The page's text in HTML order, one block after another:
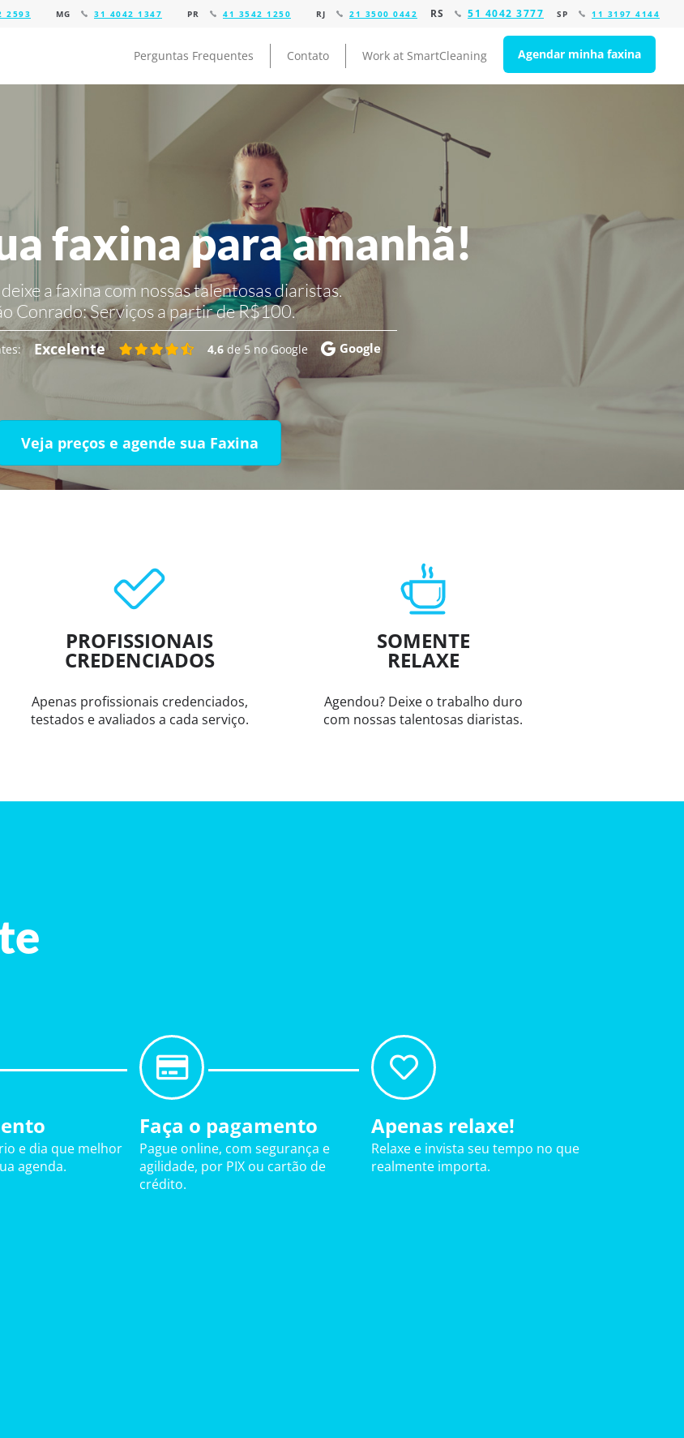
2593 MG 31 4042 1347 PR 41 3542 1250 RJ 21 3500 0442 RS 51 4042 3777 SP 11 3197 4144
Perguntas Frequentes Contato Work at SmartCleaning Agendar minha faxina
faxina para amanhã!
deixe a faxina com nossas talentosas diaristas.
Conrado:Serviços a partir de R$100.
Excelente 4,6de 5 no Google Google
Veja preços e agende sua Faxina
PROFISSIONAIS
CREDENCIADOS
Apenas profissionais credenciados,
testados e avaliados a cada serviço.
SOMENTE
RELAXE
Agendou? Deixe o trabalho duro
com nossas talentosas diaristas.
e dia que melhor
agenda.
Faça o pagamento
Pague online, com segurança e
agilidade, por PIX ou cartão de
crédito.
Apenas relaxe!
Relaxe e invista seu tempo no que
realmente importa.